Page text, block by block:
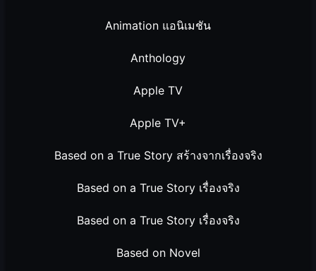
Animation แอนิเมชัน
Anthology
Apple TV
Apple TV+
Based on a True Story สร้างจากเรื่องจริง
Based on a True Story เรื่องจริง
Based on a True Story เรื่องจริง
Based on Novel